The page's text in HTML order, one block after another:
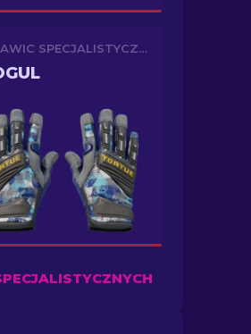
RĘKAWIC SPECJALISTYCZNYCH